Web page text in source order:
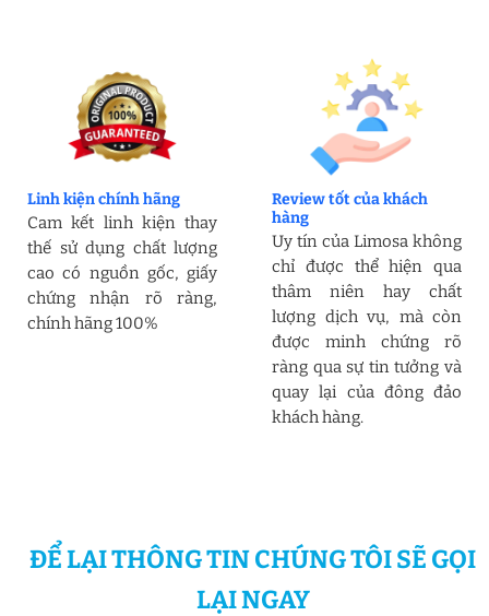
Linh kiện chính hãng
Cam kết linh kiện thay
thế sử dụng chất lượng
cao có nguồn gốc, giấy
chứng nhận rõ ràng,
chính hãng 100%
Review tốt của khách
hàng
Uy tín của Limosa không
chỉ được thể hiện qua
thâm niên hay chất
lượng dịch vụ, mà còn
được minh chứng rõ
ràng qua sự tin tưởng và
quay lại của đông đảo
khách hàng.
ĐỂ LẠI THÔNG TIN CHÚNG TÔI SẼ GỌI
LẠI NGAY